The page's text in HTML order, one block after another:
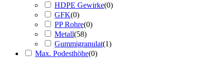
HDPE Gewirke(0)
GFK(0)
PP Rohre(0)
Metall(58)
Gummigranulat(1)
Max. Podesthöhe(0)